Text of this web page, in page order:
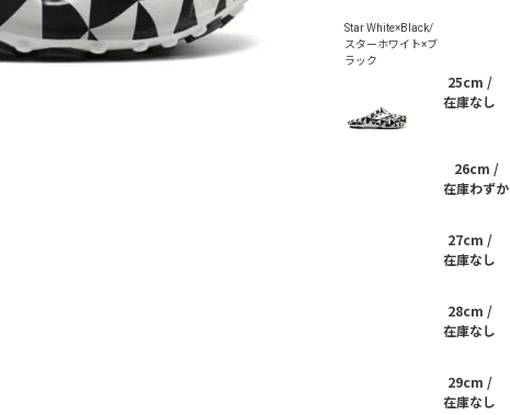
25cm /
在庫なし
26cm /
在庫わずか
27cm /
在庫なし
28cm /
在庫なし
29cm /
在庫なし